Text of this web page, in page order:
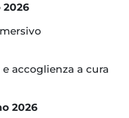
2026
e accoglienza a cura
2026